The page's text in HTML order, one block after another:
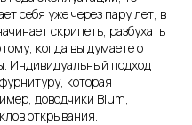
себя уже через пару лет, в
скрипеть, разбухать
когда вы думаете о
Индивидуальный подход
которая
доводчики Blum,
открывания.